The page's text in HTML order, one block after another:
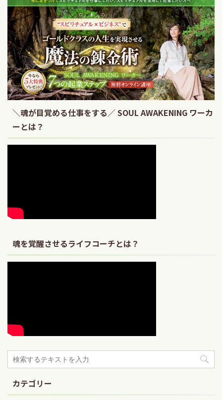
＼魂が目覚める仕事をする／ SOUL AWAKENING ワーカ
ーとは？
魂を覚醒させるライフコーチとは？
カテゴリー